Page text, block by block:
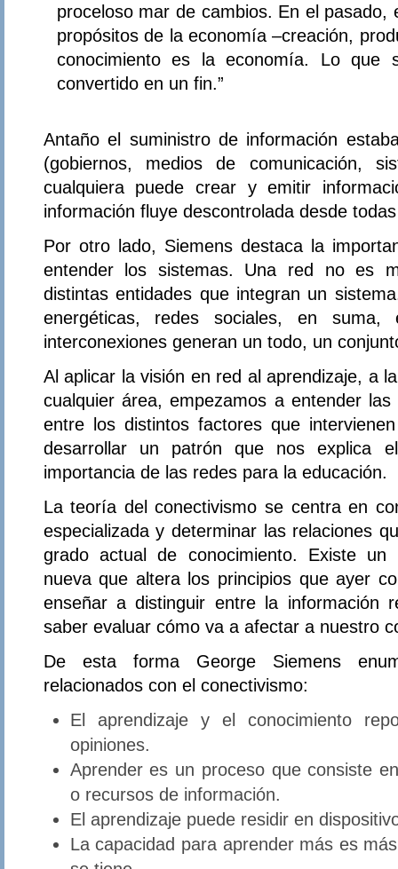
proceloso mar de cambios. En el pasado,
propósitos de la economía –creación,
conocimiento es la economía. Lo
convertido en un fin.”
Antaño el suministro de información
(gobiernos, medios de comunicación,
cualquiera puede crear y emitir
información fluye descontrolada desde
Por otro lado, Siemens destaca la
entender los sistemas. Una red no es
distintas entidades que integran un
energéticas, redes sociales, en suma,
interconexiones generan un todo, un
Al aplicar la visión en red al aprendizaje, a
cualquier área, empezamos a entender
entre los distintos factores que
desarrollar un patrón que nos explica
importancia de las redes para la educación.
La teoría del conectivismo se centra en
especializada y determinar las relaciones
grado actual de conocimiento. Existe un
nueva que altera los principios que ayer
enseñar a distinguir entre la información
saber evaluar cómo va a afectar a nuestro
De esta forma George Siemens
relacionados con el conectivismo:
El aprendizaje y el conocimiento
opiniones.
Aprender es un proceso que consiste
o recursos de información.
El aprendizaje puede residir en
La capacidad para aprender más es